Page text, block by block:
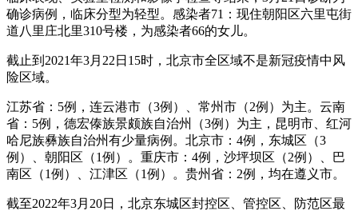
确诊病例，临床分型为轻型。感染者71：现住朝阳区六里屯街
道八里庄北里310号楼，为感染者66的女儿。
截止到2021年3月22日15时，北京市全区域不是新冠疫情中风
险区域。
江苏省：5例，连云港市（3例）、常州市（2例）为主。云南
省：5例，德宏傣族景颇族自治州（3例）为主，昆明市、红河
哈尼族彝族自治州有少量病例。北京市：4例，东城区（3
例）、朝阳区（1例）。重庆市：4例，沙坪坝区（2例）、巴
南区（1例）、江津区（1例）。贵州省：2例，均在遵义市。
截至2022年3月20日，北京东城区封控区、管控区、防范区最